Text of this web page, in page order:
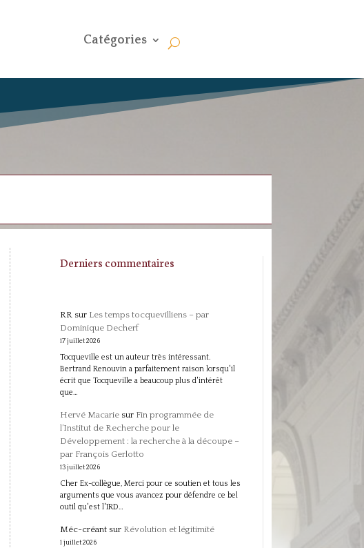
Catégories
Derniers commentaires
RRsur Les temps tocquevilliens – par
Dominique Decherf
17 juillet 2026
Tocqueville est un auteur très intéressant.
Bertrand Renouvin a parfaitement raison lorsqu'il
écrit que Tocqueville a beaucoup plus d'intérêt
que…
Hervé Macariesur Fin programmée de
l’Institut de Recherche pour le
Développement : la recherche à la découpe –
par François Gerlotto
13 juillet 2026
Cher Ex-collègue, Merci pour ce soutien et tous les
arguments que vous avancez pour défendre ce bel
outil qu'est l'IRD…
Méc-créantsur Révolution et légitimité
1 juillet 2026